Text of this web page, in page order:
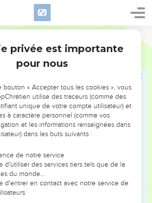
25
le commerce
ton sac deux sortes de poids, un gros
ta maison deux sortes de mesures,
petite.
exact et juste, et une mesure exacte et
longtemps sur le territoire que l'Eternel,
agit de cette manière, qui commet une
à l'Eternel, ton Dieu.
ennemis héréditaires
ce que t’a fait Amalek sur le chemin de
privée est importante
pour nous
bouton « Accepter tous les cookies », vous
utilise des traceurs (comme des
unique de votre compte utilisateur) et
à caractère personnel (comme vos
et les informations renseignées dans
dans les buts suivants :
de notre service
d'utiliser des services tiers tels que de la
du monde…
d'entrer en contact avec notre service de